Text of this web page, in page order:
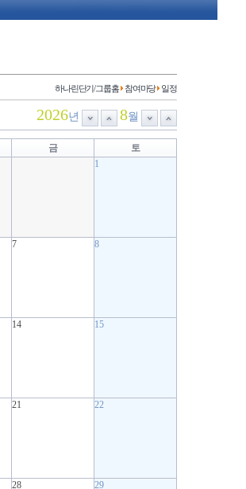
하나린단기/그룹홈 참여마당 일정
2026년 8월
금
토
1
7 8
14 15
21 22
28 29